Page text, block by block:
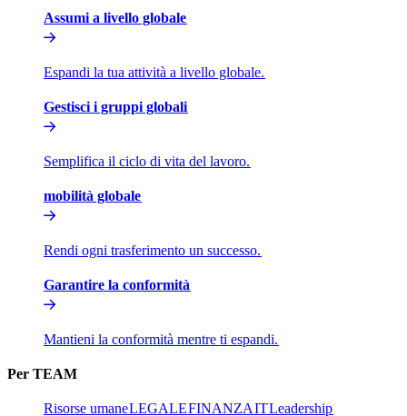
Assumi a livello globale​​
Espandi la tua attività a livello globale.​​
Gestisci i gruppi globali​​
Semplifica il ciclo di vita del lavoro.​​
mobilità globale​​
Rendi ogni trasferimento un successo.​​
Garantire la conformità​​
Mantieni la conformità mentre ti espandi.​​
Per TEAM​​
Risorse umane​​LEGALE​​FINANZA​​IT​​Leadership​​